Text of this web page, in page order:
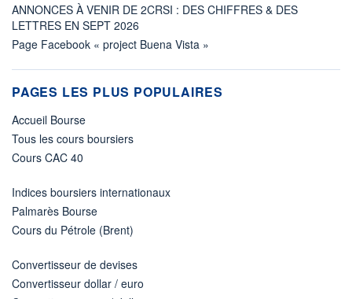
ANNONCES À VENIR DE 2CRSI : DES CHIFFRES & DES
LETTRES EN SEPT 2026
Page Facebook « project Buena Vista »
PAGES LES PLUS POPULAIRES
Accueil Bourse
Tous les cours boursiers
Cours CAC 40
Indices boursiers internationaux
Palmarès Bourse
Cours du Pétrole (Brent)
Convertisseur de devises
Convertisseur dollar / euro